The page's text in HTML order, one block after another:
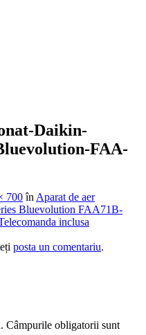
Daikin-
FAA-
700în Aparat de aer
Bluevolution FAA71B-
inclusa
posta un comentariu.
Câmpurile obligatorii sunt